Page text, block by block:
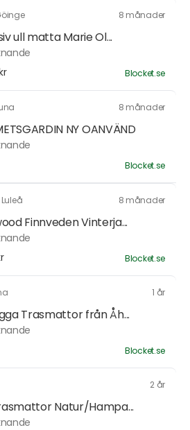
8 månader
ull matta Marie Ol...
Blocket.se
8 månader
NY OANVÄND
Blocket.se
Luleå 8 månader
Finnveden Vinterja...
Blocket.se
1 år
Trasmattor från Åh...
Blocket.se
2 år
Natur/Hampa...